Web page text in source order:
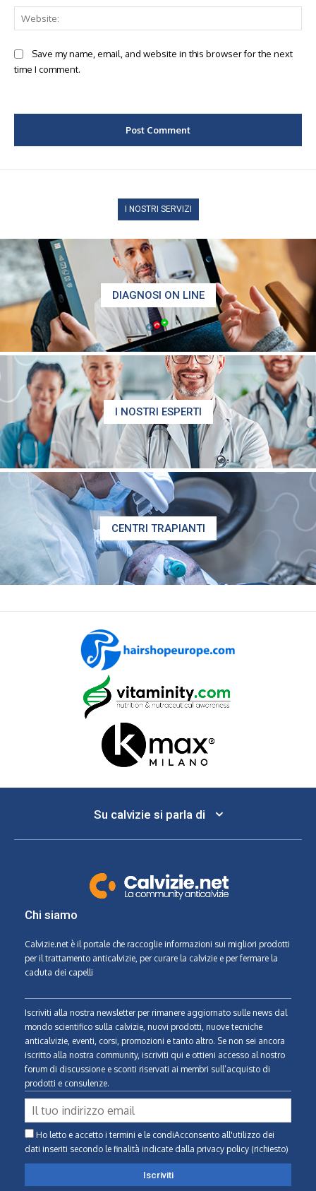
Save my name, email, and website in this browser for the next
time I comment.
I NOSTRI SERVIZI
DIAGNOSI ON LINE
I NOSTRI ESPERTI
CENTRI TRAPIANTI
Su calvizie si parla di
Chi siamo
Calvizie.net è il portale che raccoglie informazioni sui migliori prodotti
per il trattamento anticalvizie, per curare la calvizie e per fermare la
caduta dei capelli
Iscriviti alla nostra newsletter per rimanere aggiornato sulle news dal
mondo scientifico sulla calvizie, nuovi prodotti, nuove tecniche
anticalvizie, eventi, corsi, promozioni e tanto altro. Se non sei ancora
iscritto alla nostra community, iscriviti qui e ottieni accesso al nostro
forum di discussione e sconti riservati ai membri sull’acquisto di
prodotti e consulenze.
Ho letto e accetto i termini e le condiAcconsento all'utilizzo dei
dati inseriti secondo le finalità indicate dalla privacy policy (richiesto)